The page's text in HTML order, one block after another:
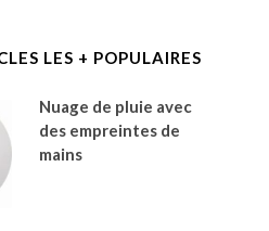
LES + POPULAIRES
Nuage de pluie avec
des empreintes de
mains